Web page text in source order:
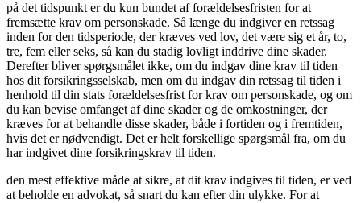
på det tidspunkt er du kun bundet af forældelsesfristen for at
fremsætte krav om personskade. Så længe du indgiver en retssag
inden for den tidsperiode, der kræves ved lov, det være sig et år, to,
tre, fem eller seks, så kan du stadig lovligt inddrive dine skader.
Derefter bliver spørgsmålet ikke, om du indgav dine krav til tiden
hos dit forsikringsselskab, men om du indgav din retssag til tiden i
henhold til din stats forældelsesfrist for krav om personskade, og om
du kan bevise omfanget af dine skader og de omkostninger, der
kræves for at behandle disse skader, både i fortiden og i fremtiden,
hvis det er nødvendigt. Det er helt forskellige spørgsmål fra, om du
har indgivet dine forsikringskrav til tiden.
den mest effektive måde at sikre, at dit krav indgives til tiden, er ved
at beholde en advokat, så snart du kan efter din ulykke. For at